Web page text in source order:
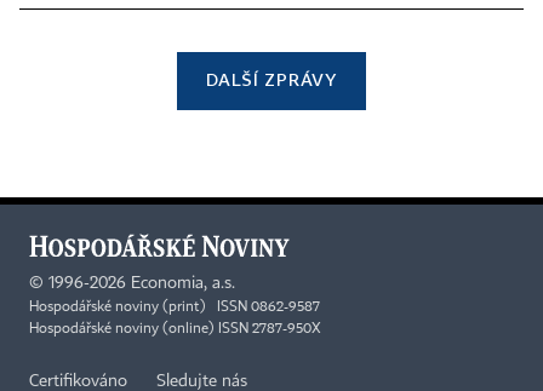
DALŠÍ ZPRÁVY
© 1996-2026 Economia, a.s.
Hospodářské noviny (print) ISSN 0862-9587
Hospodářské noviny (online) ISSN 2787-950X
Certifikováno Sledujte nás